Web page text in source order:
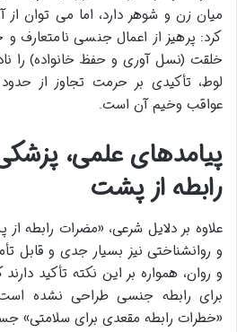
میان زن و شوهر دارد، اما می توان
کرد: پرهیز از اعمال جنسی
خلقت (نسل آوری و حفظ خانواده) را
لوط، تأکیدی بر حرمت تجاوز از
عواقب وخیم آن است.
پیامدهای علمی،
رابطه از پشت
علاوه بر دلایل شرعی، «مضرات رابطه
و روانشناختی نیز بسیار جدی و قابل
و روان، همواره بر این نکته تأکید
برای رابطه جنسی طراحی نشده
«خطرات رابطه مقعدی برای سلامتی»